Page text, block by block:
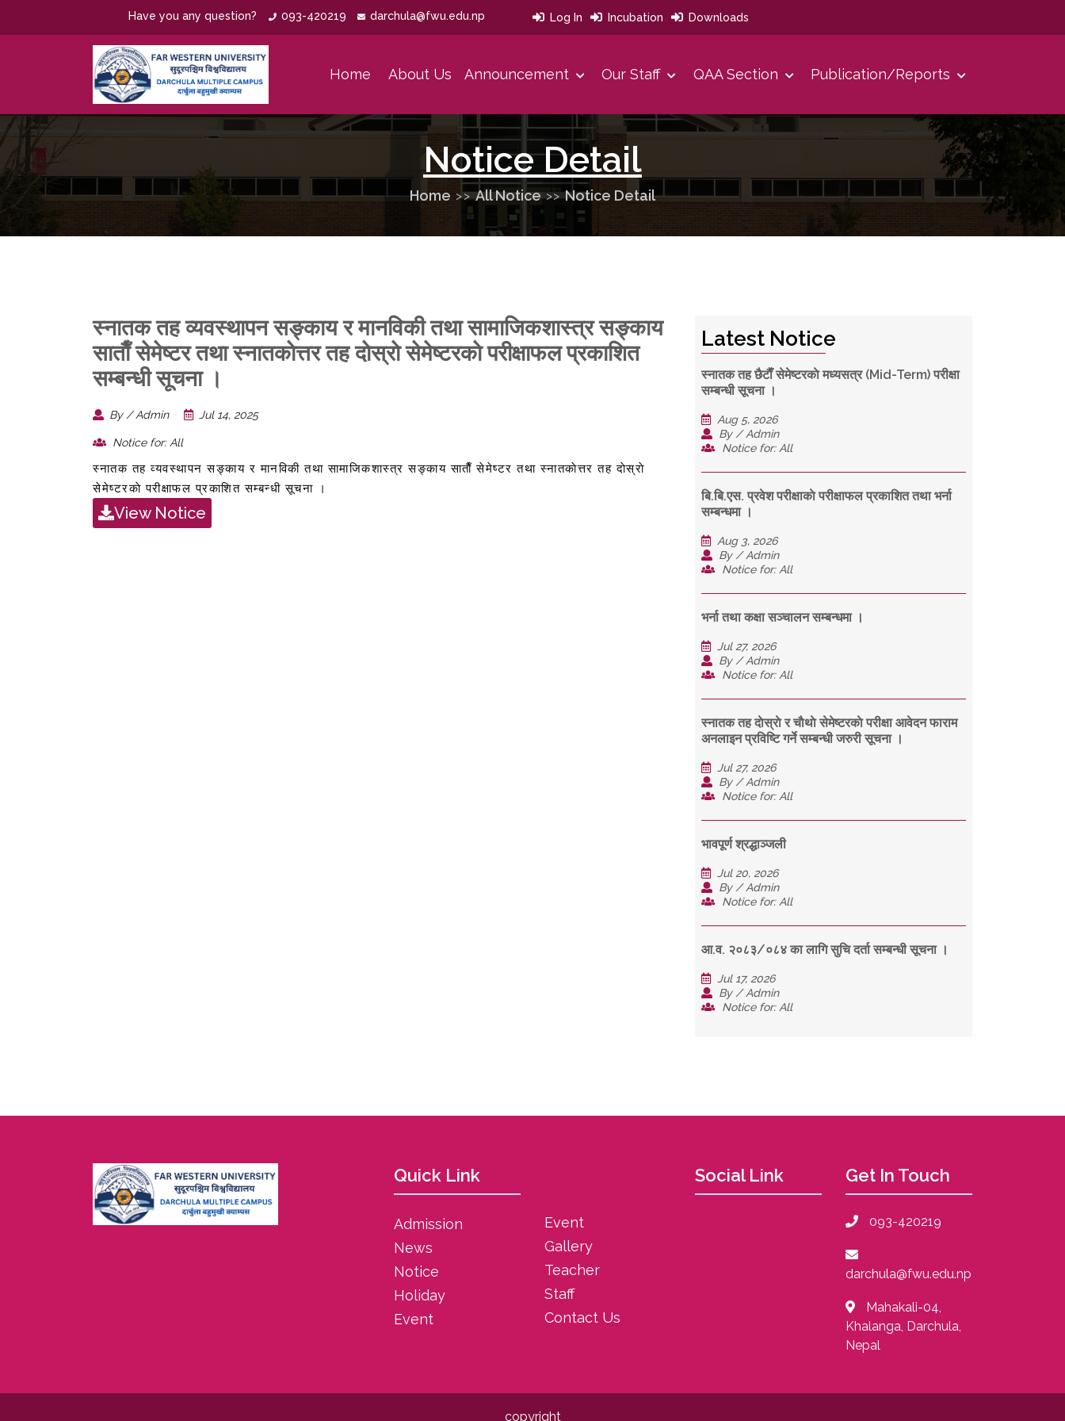
Have you any question? 093-420219 darchula@fwu.edu.np Log In Incubation Downloads
Home About Us Announcement Our Staff QAA Section Publication/Reports
Notice Detail
Home All Notice Notice Detail
स्नातक तह व्यवस्थापन सङ्काय र मानविकी तथा सामाजिकशास्त्र सङ्काय
साताैँ सेमेष्टर तथा स्नातकाेत्तर तह दाेस्राे सेमेष्टरकाे परीक्षाफल प्रकाशित
सम्बन्धी सूचना ।
By / Admin Jul 14, 2025
Notice for: All
स्नातक तह व्यवस्थापन सङ्काय र मानविकी तथा सामाजिकशास्त्र सङ्काय साताैँ सेमेष्टर तथा स्नातकाेत्तर तह दाेस्राे
सेमेष्टरकाे परीक्षाफल प्रकाशित सम्बन्धी सूचना ।
View Notice
Latest Notice
स्नातक तह छैटाैँ सेमेष्टरकाे मध्यसत्र (Mid-Term) परीक्षा
सम्बन्धी सूचना ।
Aug 5, 2026
By / Admin
Notice for: All
बि.बि.एस. प्रवेश परीक्षाकाे परीक्षाफल प्रकाशित तथा भर्ना
सम्बन्धमा ।
Aug 3, 2026
By / Admin
Notice for: All
भर्ना तथा कक्षा सञ्चालन सम्बन्धमा ।
Jul 27, 2026
By / Admin
Notice for: All
स्नातक तह दाेस्राे र चाैथाे सेमेष्टरकाे परीक्षा आवेदन फाराम
अनलाइन प्रविष्टि गर्ने सम्बन्धी जरुरी सूचना ।
Jul 27, 2026
By / Admin
Notice for: All
भावपूर्ण श्रद्धाञ्जली
Jul 20, 2026
By / Admin
Notice for: All
आ.व. २०८३/०८४ का लागि सुचि दर्ता सम्बन्धी सूचना ।
Jul 17, 2026
By / Admin
Notice for: All
Quick Link
Admission
News
Notice
Holiday
Event
Event
Gallery
Teacher
Staff
Contact Us
Social Link Get In Touch
093-420219
darchula@fwu.edu.np
Mahakali-04,
Khalanga, Darchula,
Nepal
copyright